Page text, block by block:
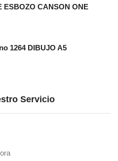
ESBOZO CANSON ONE
1264 DIBUJO A5
Servicio